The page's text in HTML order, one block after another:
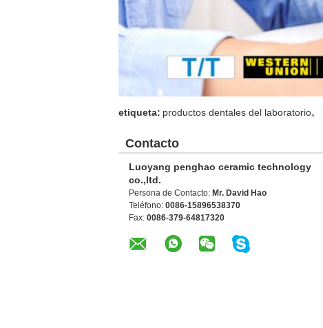
etiqueta: productos dentales del laboratorio,
Contacto
Luoyang penghao ceramic technology
co.,ltd.
Persona de Contacto: Mr. David Hao
Teléfono: 0086-15896538370
Fax: 0086-379-64817320